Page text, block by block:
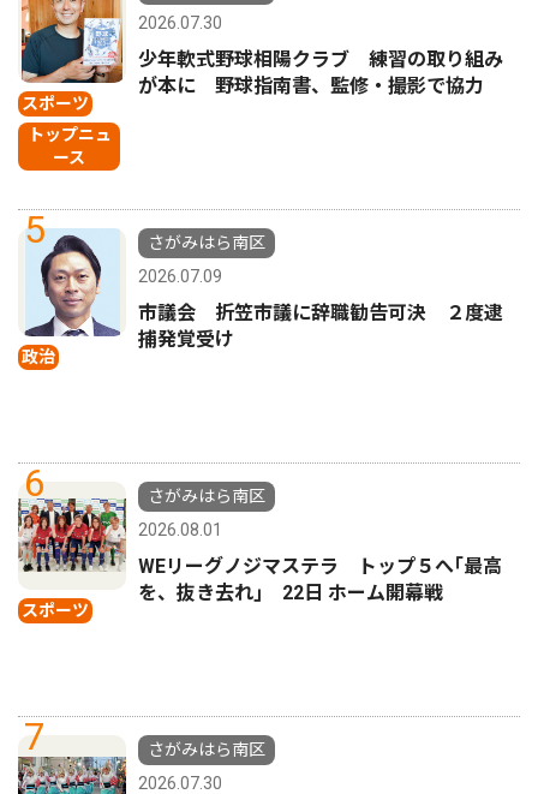
スポーツ
トップニュ
ース
2026.07.30
少年軟式野球相陽クラブ 練習の取り組み
が本に 野球指南書、監修・撮影で協力
5
政治
さがみはら南区
2026.07.09
市議会 折笠市議に辞職勧告可決 ２度逮
捕発覚受け
6
スポーツ
さがみはら南区
2026.08.01
WEリーグノジマステラ トップ５へ｢最高
を、抜き去れ｣ 22日 ホーム開幕戦
7
さがみはら南区
2026.07.30